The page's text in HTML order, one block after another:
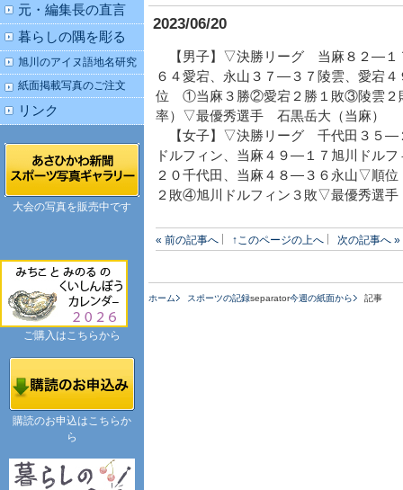
2023/06/20
【男子】▽決勝リーグ 当麻８２―１
６４愛宕、永山３７―３７陵雲、愛宕
位 ①当麻３勝②愛宕２勝１敗③陵雲２
率）▽最優秀選手 石黒岳大（当麻）
【女子】▽決勝リーグ 千代田３５―
ドルフィン、当麻４９―１７旭川ドル
２０千代田、当麻４８―３６永山▽順
２敗④旭川ドルフィン３敗▽最優秀選
« 前の記事へ ↑このページの上へ 次の記事へ »
ホーム スポーツの記録separator今週の紙面から 記事
元・編集長の直言
暮らしの隅を彫る
旭川のアイヌ語地名研究
紙面掲載写真のご注文
リンク
大会の写真を販売中です
ご購入はこちらから
購読のお申込はこちらか
ら